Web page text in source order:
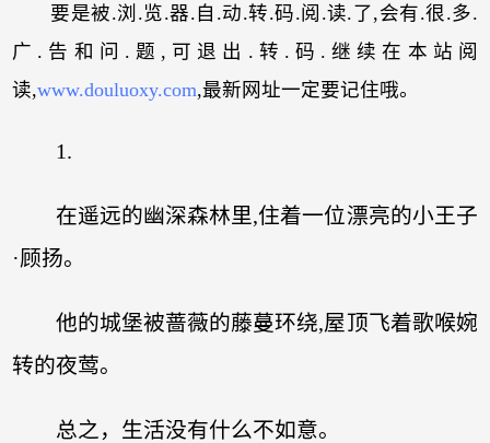
要是被.浏.览.器.自.动.转.码.阅.读.了,会有.很.多.
广.告和问.题,可退出.转.码.继续在本站阅
读,www.douluoxy.com,最新网址一定要记住哦。
1.
在遥远的幽深森林里,住着一位漂亮的小王子
·顾扬。
他的城堡被蔷薇的藤蔓环绕,屋顶飞着歌喉婉
转的夜莺。
总之，生活没有什么不如意。